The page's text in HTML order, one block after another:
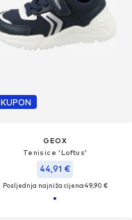
KUPON
GEOX
Tenisice 'Loftus'
44,91 €
Posljednja najniža cijena:49,90 €